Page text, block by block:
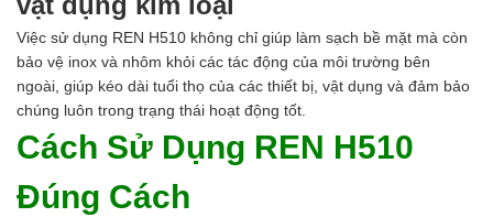
Việc sử dụng REN H510 không chỉ giúp làm sạch bề mặt mà còn
bảo vệ inox và nhôm khỏi các tác động của môi trường bên
ngoài, giúp kéo dài tuổi thọ của các thiết bị, vật dụng và đảm bảo
chúng luôn trong trạng thái hoạt động tốt.
Cách Sử Dụng REN H510
Đúng Cách